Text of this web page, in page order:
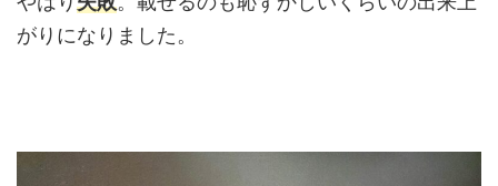
がりになりました。